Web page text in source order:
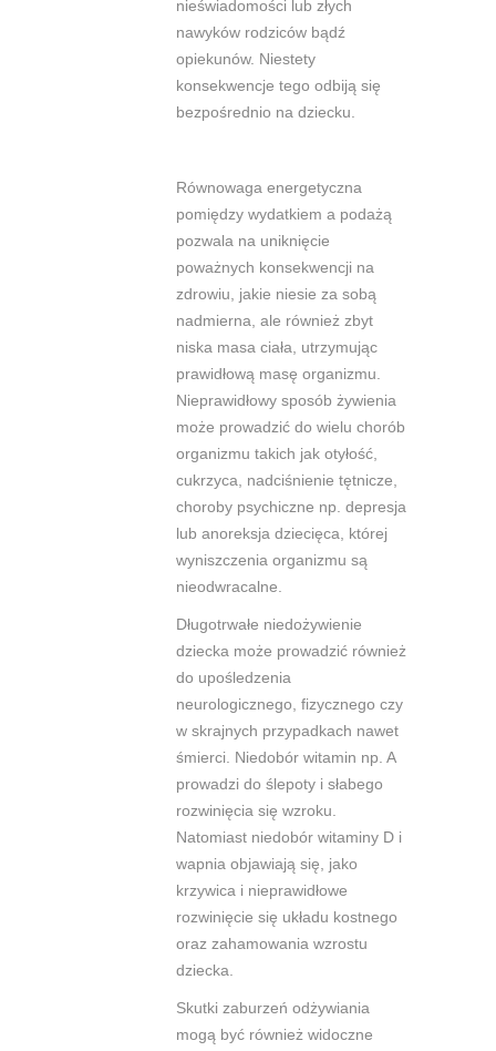
nieświadomości lub złych
nawyków rodziców bądź
opiekunów. Niestety
konsekwencje tego odbiją się
bezpośrednio na dziecku.
Równowaga energetyczna
pomiędzy wydatkiem a podażą
pozwala na uniknięcie
poważnych konsekwencji na
zdrowiu, jakie niesie za sobą
nadmierna, ale również zbyt
niska masa ciała, utrzymując
prawidłową masę organizmu.
Nieprawidłowy sposób żywienia
może prowadzić do wielu chorób
organizmu takich jak otyłość,
cukrzyca, nadciśnienie tętnicze,
choroby psychiczne np. depresja
lub anoreksja dziecięca, której
wyniszczenia organizmu są
nieodwracalne.
Długotrwałe niedożywienie
dziecka może prowadzić również
do upośledzenia
neurologicznego, fizycznego czy
w skrajnych przypadkach nawet
śmierci. Niedobór witamin np. A
prowadzi do ślepoty i słabego
rozwinięcia się wzroku.
Natomiast niedobór witaminy D i
wapnia objawiają się, jako
krzywica i nieprawidłowe
rozwinięcie się układu kostnego
oraz zahamowania wzrostu
dziecka.
Skutki zaburzeń odżywiania
mogą być również widoczne